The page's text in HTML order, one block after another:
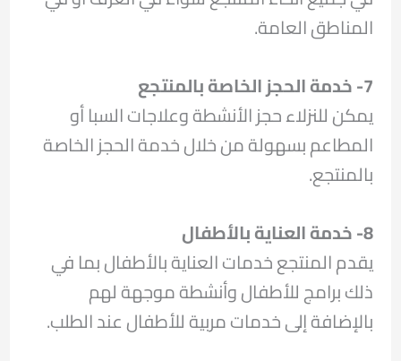
المناطق العامة.
7- خدمة الحجز الخاصة بالمنتجع
يمكن للنزلاء حجز الأنشطة وعلاجات السبا أو
المطاعم بسهولة من خلال خدمة الحجز الخاصة
بالمنتجع.
8- خدمة العناية بالأطفال
يقدم المنتجع خدمات العناية بالأطفال بما في
ذلك برامج للأطفال وأنشطة موجهة لهم
بالإضافة إلى خدمات مربية للأطفال عند الطلب.